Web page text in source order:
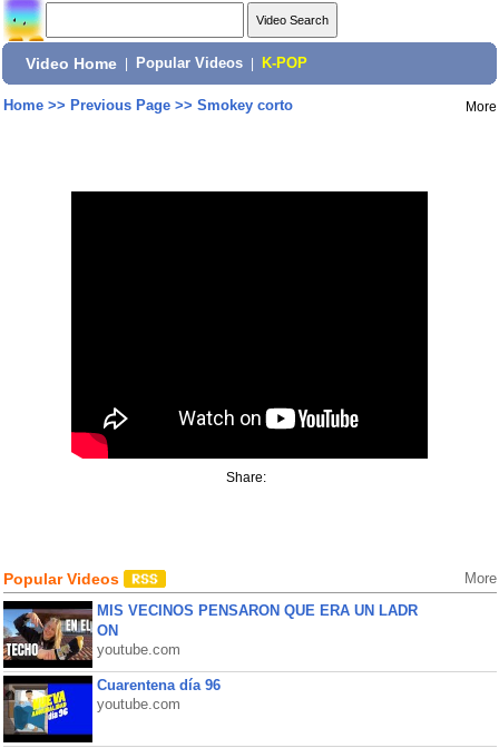
Video Home Popular Videos K-POP
Home>> Previous Page>> Smokey corto More
Share:
Popular Videos More
MIS VECINOS PENSARON QUE ERA UN LADR
ON
youtube.com
Cuarentena día 96
youtube.com